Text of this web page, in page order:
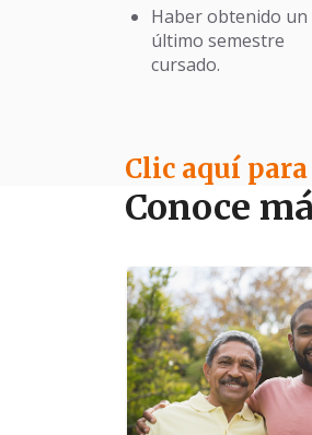
Haber obtenido
último semestre
cursado.
Clic aquí
Conoce